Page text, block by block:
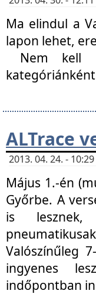
Ma elindul a
lapon lehet,
Nem kell
ALTrace
2013. 04. 24. -
Május 1.-én
Győrbe. A
is lesznek,
Valószínűleg
ingyenes
indőpontban